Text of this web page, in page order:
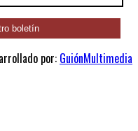
por: GuiónMultimedia